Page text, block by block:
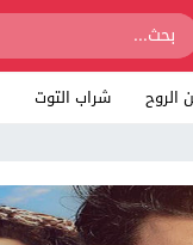
الروح شراب التوت